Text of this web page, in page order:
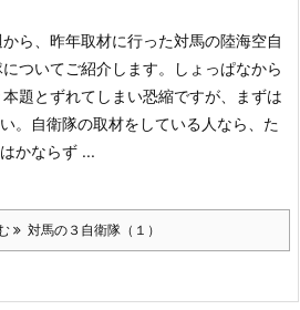
ら、昨年取材に行った対馬の陸海空自
ついてご紹介します。
しょっぱなから
本題とずれてしまい恐縮ですが、まずは
。
自衛隊の取材をしている人なら、た
かならず ...
対馬の３自衛隊（１）